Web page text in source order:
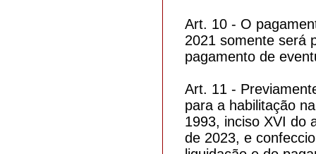
Art. 10 - O
2021 somente será
pagamento de
Art. 11 -
para a habilitação
1993, inciso XVI do
de 2023, e